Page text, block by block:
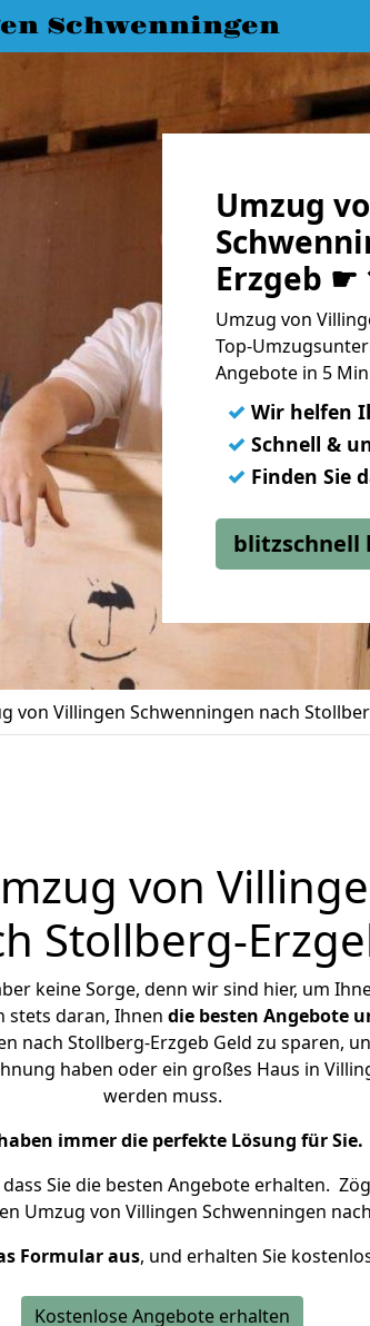
Schwenningen
Umzug
Erzgeb ☛
Umzug von
Top-
Angebote in 5
✓ Wir helfen
✓ Schnell &
✓ Finden Sie
blitzschnell
von Villingen Schwenningen nach
von
Stollberg-
keine Sorge, denn wir sind hier, um
stets daran, Ihnen die besten Angebote
nach Stollberg-Erzgeb Geld zu sparen,
haben oder ein großes Haus in
werden muss.
immer die perfekte Lösung für Sie.
Sie die besten Angebote erhalten.
Umzug von Villingen Schwenningen
Formular aus, und erhalten Sie
Kostenlose Angebote erhalten